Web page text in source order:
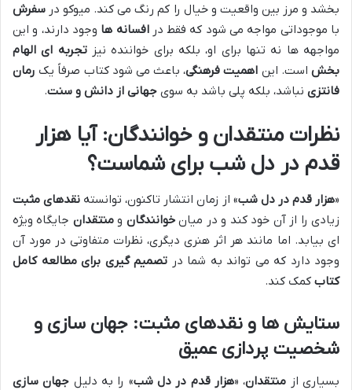
بخشد و مرز بین واقعیت و خیال را کم رنگ می کند. میوکو در سفرش
با موجوداتی مواجه می شود که فقط درافسانه ها وجود دارند، و این
مواجهه ها نه تنها برای او، بلکه برای خواننده نیزتجربه ای الهام
بخشاست. این اهمیت فرهنگی، باعث می شود کتاب صرفاً یک رمان
فانتزی نباشد، بلکه پلی باشد به سوی جهانی از دانش و سنت.
نظرات منتقدان و خوانندگان: آیا هزار
قدم در دل شب برای شماست؟
«هزار قدم در دل شب» از زمان انتشار تاکنون، توانسته نقدهای مثبت
زیادی را از آن خود کند و در میانخوانندگان ومنتقدان جایگاه ویژه
ای بیابد. اما مانند هر اثر هنری دیگری، نظرات متفاوتی در مورد آن
وجود دارد که می تواند به شما در تصمیم گیری برای مطالعه کامل
کتاب کمک کند.
ستایش ها و نقدهای مثبت: جهان سازی و
شخصیت پردازی عمیق
بسیاری از منتقدان، «هزار قدم در دل شب» را به دلیل جهان سازی